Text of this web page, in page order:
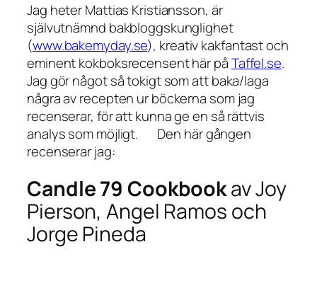
Jag heter Mattias Kristiansson, är
självutnämnd bakbloggskunglighet
(www.bakemyday.se), kreativ kakfantast och
eminent kokboksrecensent här påTaffel.se.
Jag gör något så tokigt som att baka/laga
några av recepten ur böckerna som jag
recenserar, för att kunna ge en så rättvis
analys som möjligt.
Den här gången
recenserar jag:
Candle 79 Cookbookav Joy
Pierson, Angel Ramos och
Jorge Pineda